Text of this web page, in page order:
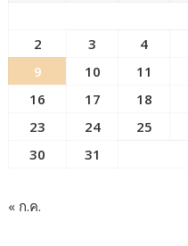
2
3 4
9
10 11
16
17 18
23
24 25
30
31
« ก.ค.